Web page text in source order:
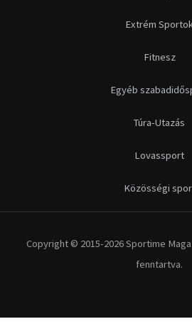
Extrém
Fitnesz
Egyéb
Túra-Utazás
Lovassport
Közösségi
Copyright © 2015-2026 Sportime
fenntartva.